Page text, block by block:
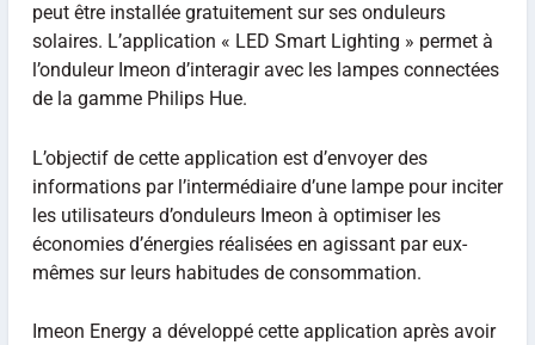
peut être installée gratuitement sur ses onduleurs
solaires. L’application « LED Smart Lighting » permet à
l’onduleur Imeon d’interagir avec les lampes connectées
de la gamme Philips Hue.
L’objectif de cette application est d’envoyer des
informations par l’intermédiaire d’une lampe pour inciter
les utilisateurs d’onduleurs Imeon à optimiser les
économies d’énergies réalisées en agissant par eux-
mêmes sur leurs habitudes de consommation.
Imeon Energy a développé cette application après avoir